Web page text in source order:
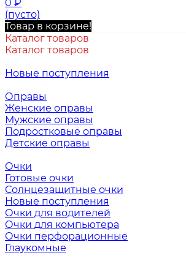
0 ₽
(пусто)
Товар в корзине!
Каталог товаров
Каталог товаров
Новые поступления
Оправы
Женские оправы
Мужские оправы
Подростковые оправы
Детские оправы
Очки
Готовые очки
Солнцезащитные очки
Новые поступления
Очки для водителей
Очки для компьютера
Очки перфорационные
Глаукомные